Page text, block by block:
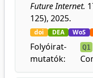
Future Internet.
125), 2025.
doi DEA WoS
Folyóirat-
mutatók:
Q1